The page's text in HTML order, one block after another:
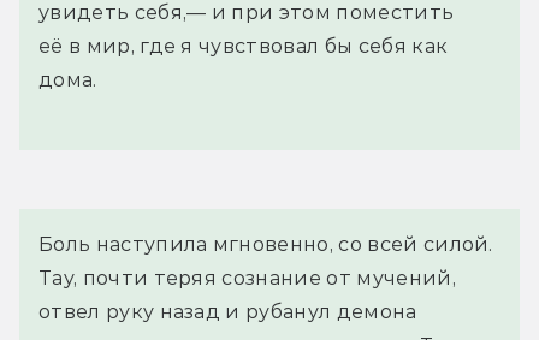
увидеть себя,— и при этом поместить
её в мир, где я чувствовал бы себя как
дома.
Боль наступила мгновенно, со всей силой.
Тау, почти теряя сознание от мучений,
отвел руку назад и рубанул демона